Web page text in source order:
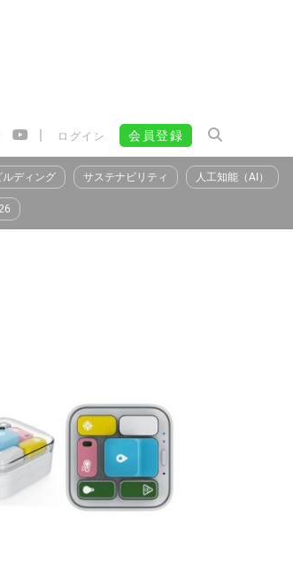
| ログイン 会員登録
ディング サステナビリティ 人工知能（AI）